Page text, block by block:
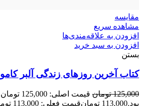
مقایسه
مشاهده سریع
افزودن به علاقه‌مندی‌ها
افزودن به سبد خرید
بستن
کتاب آخرین روزهای زندگی آلبر کامو
125,000 تومان
قیمت اصلی: 125,000 تومان
بود.113,000 تومانقیمت فعلی: 113,000 تومان.